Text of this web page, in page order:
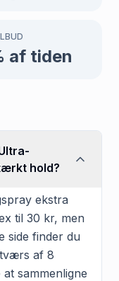
af tiden
hold?
ekstra
til 30 kr, men
side finder du
af 8
sammenligne